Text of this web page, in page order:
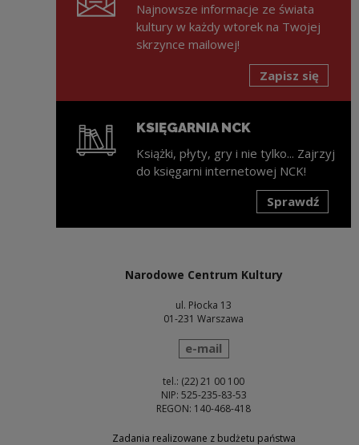
Najnowsze informacje ze świata
kultury w każdy wtorek na Twojej
skrzynce mailowej!
Zapisz się
KSIĘGARNIA NCK
Książki, płyty, gry i nie tylko... Zajrzyj
do księgarni internetowej NCK!
Sprawdź
Narodowe Centrum Kultury
ul. Płocka 13
01-231 Warszawa
wyślij wiadomość
e-mail
tel.: (22) 21 00 100
NIP: 525-235-83-53
REGON: 140-468-418
Zadania realizowane z budżetu państwa